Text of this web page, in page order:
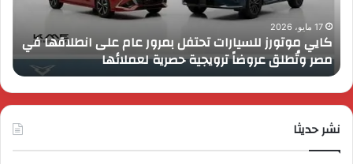
انطلاقها
في
مصر
وتُطلق
عروضاً
ترويجية
حصرية
17 مايو، 2026
كايي موتورز للسيارات تحتفل بمرور عام على انطلاقها في
مصر وتُطلق عروضاً ترويجية حصرية لعملائها
نشر حديثا